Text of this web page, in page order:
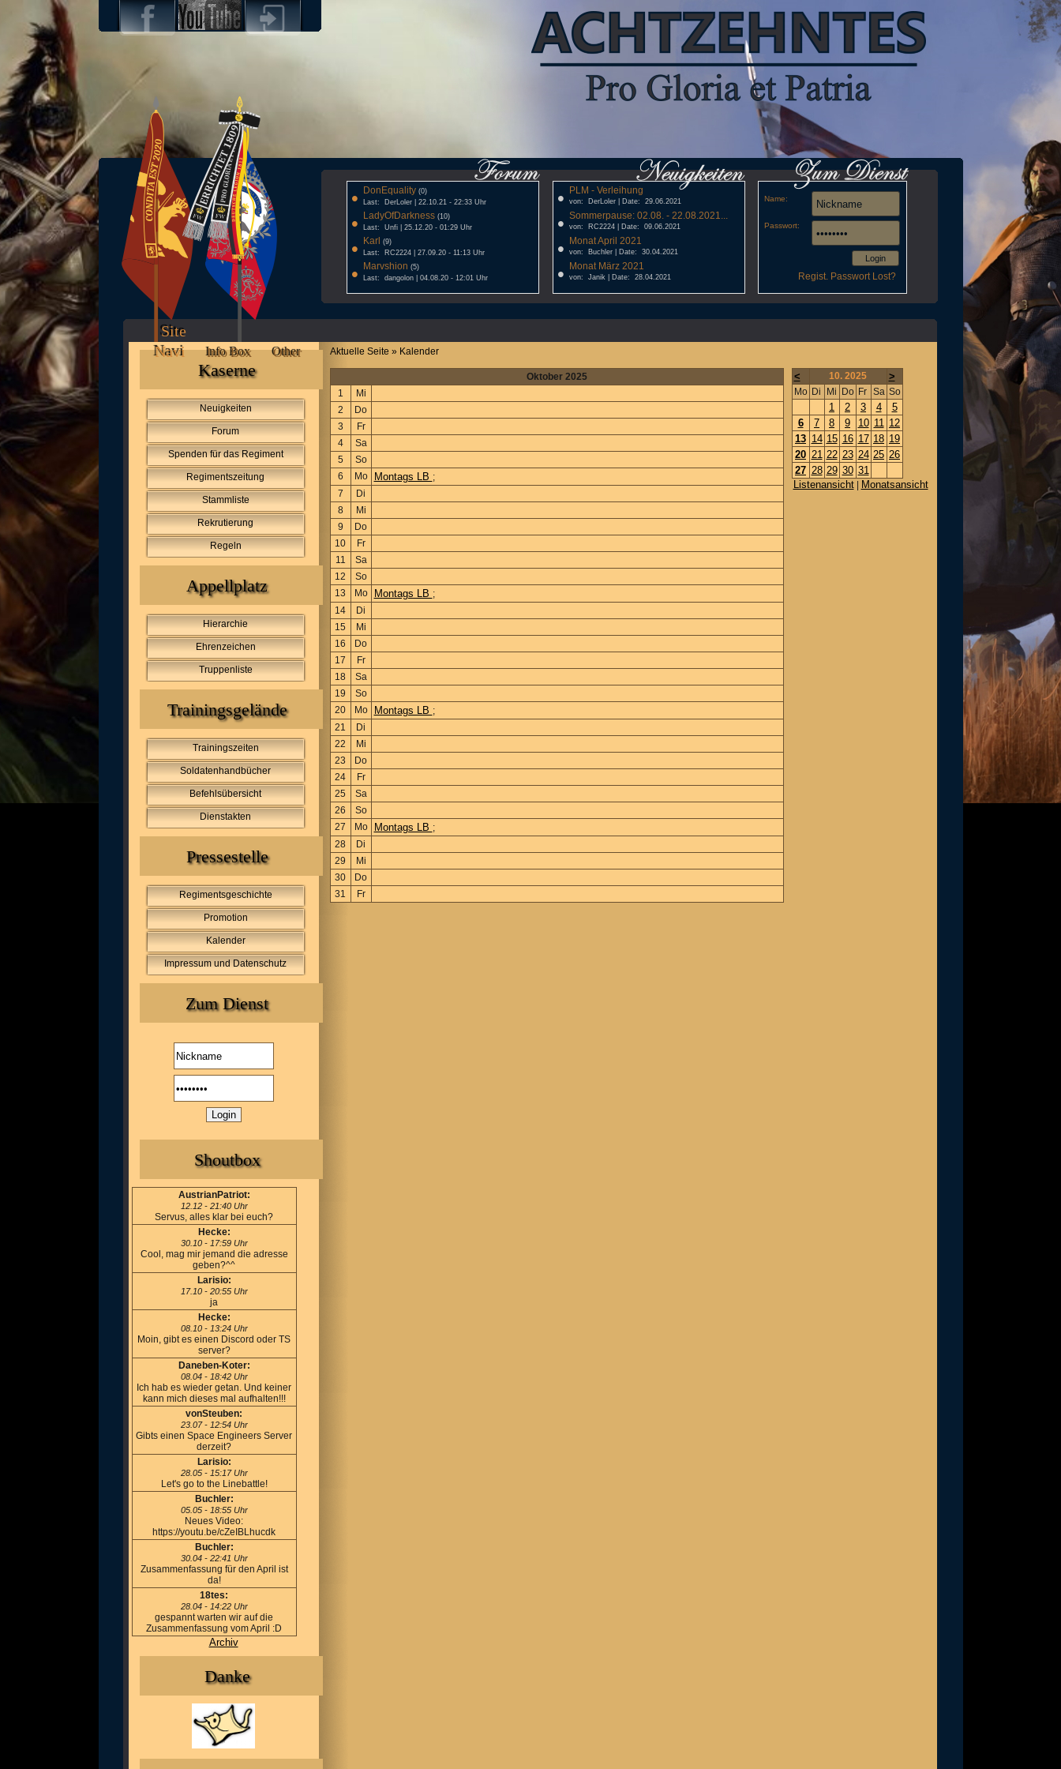
• DonEquality(0)
Last: DerLoler | 22.10.21 - 22:33 Uhr
• LadyOfDarkness(10)
Last: Unfi | 25.12.20 - 01:29 Uhr
• Karl (9)
Last: RC2224 | 27.09.20 - 11:13 Uhr
• Marvshion (5)
Last: dangolon | 04.08.20 - 12:01 Uhr
• PLM - Verleihung
von: DerLoler | Date: 29.06.2021
• Sommerpause: 02.08. - 22.08.2021...
von: RC2224 | Date: 09.06.2021
• Monat April 2021
von: Buchler | Date: 30.04.2021
• Monat März 2021
von: Janik | Date: 28.04.2021
Name:
Passwort:
Login
Regist. Passwort Lost?
Site
Navi
Info Box Other
Kaserne
Neuigkeiten
Forum
Spenden für das Regiment
Regimentszeitung
Stammliste
Rekrutierung
Regeln
Appellplatz
Hierarchie
Ehrenzeichen
Truppenliste
Trainingsgelände
Trainingszeiten
Soldatenhandbücher
Befehlsübersicht
Dienstakten
Pressestelle
Regimentsgeschichte
Promotion
Kalender
Impressum und Datenschutz
Zum Dienst
Shoutbox
AustrianPatriot:
12.12 - 21:40 Uhr
Servus, alles klar bei euch?
Hecke:
30.10 - 17:59 Uhr
Cool, mag mir jemand die adresse
geben?^^
Larisio:
17.10 - 20:55 Uhr
ja
Hecke:
08.10 - 13:24 Uhr
Moin, gibt es einen Discord oder TS
server?
Daneben-Koter:
08.04 - 18:42 Uhr
Ich hab es wieder getan. Und keiner
kann mich dieses mal aufhalten!!!
vonSteuben:
23.07 - 12:54 Uhr
Gibts einen Space Engineers Server
derzeit?
Larisio:
28.05 - 15:17 Uhr
Let's go to the Linebattle!
Buchler:
05.05 - 18:55 Uhr
Neues Video:
https://youtu.be/cZeIBLhucdk
Buchler:
30.04 - 22:41 Uhr
Zusammenfassung für den April ist
da!
18tes:
28.04 - 14:22 Uhr
gespannt warten wir auf die
Zusammenfassung vom April :D
Archiv
Danke
Aktuelle Seite » Kalender
Oktober 2025
1
Mi
2
Do
3
Fr
4
Sa
5
So
6
Mo Montags LB ;
7
Di
8
Mi
9
Do
10
Fr
11
Sa
12
So
13
Mo Montags LB ;
14
Di
15
Mi
16
Do
17
Fr
18
Sa
19
So
20
Mo Montags LB ;
21
Di
22
Mi
23
Do
24
Fr
25
Sa
26
So
27
Mo Montags LB ;
28
Di
29
Mi
30
Do
31
Fr
< 10. 2025 >
Mo Di Mi Do Fr Sa So
1 2 3 4
5
6
7 8 9 10 11 12
13 14 15 16 17 18 19
20 21 22 23 24 25 26
27 28 29 30 31
Listenansicht| Monatsansicht